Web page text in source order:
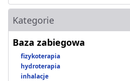
Kategorie
Baza zabiegowa
fizykoterapia
hydroterapia
inhalacje